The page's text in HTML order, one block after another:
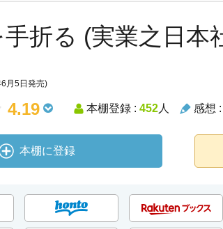
折る (実業之日本
月5日発売)
4.19 本棚登録 : 452人 感想 :
本棚に登録